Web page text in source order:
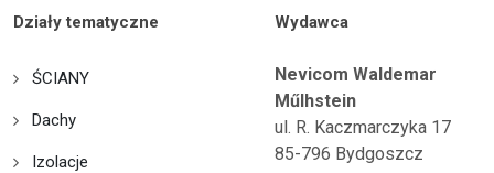
Działy tematyczne
ŚCIANY
Dachy
Izolacje
Wydawca
Nevicom Waldemar
Műlhstein
ul. R. Kaczmarczyka 17
85-796 Bydgoszcz